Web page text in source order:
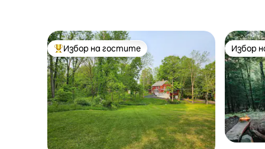
Най-популярен избор на гостите
Избор на гостите Избор
Избор